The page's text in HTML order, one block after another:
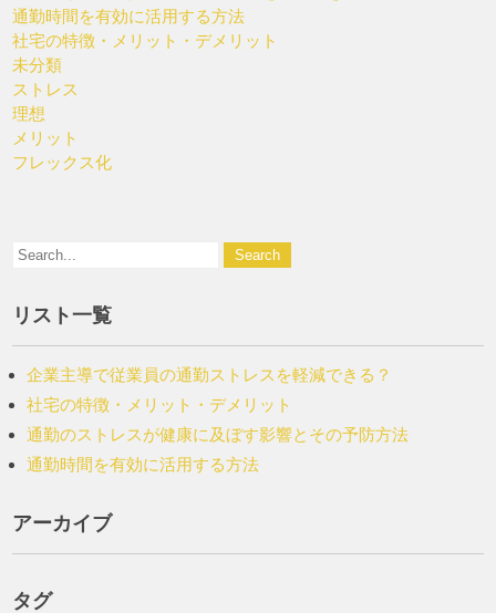
通勤時間を有効に活用する方法
社宅の特徴・メリット・デメリット
未分類
ストレス
理想
メリット
フレックス化
リスト一覧
企業主導で従業員の通勤ストレスを軽減できる？
社宅の特徴・メリット・デメリット
通勤のストレスが健康に及ぼす影響とその予防方法
通勤時間を有効に活用する方法
アーカイブ
タグ